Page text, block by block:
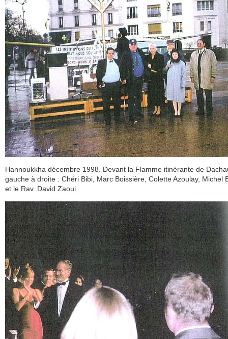
Hannoukkha décembre 1998. Devant la Flamme itinérante de
gauche à droite : Chéri Bibi, Marc Boissière, Colette Azoulay, Michel
et le Rav. David Zaoui.